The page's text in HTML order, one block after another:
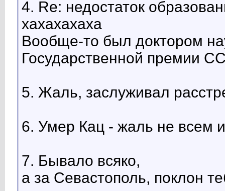
4. Re: недостаток
хахахахаха
Вообще-то был доктором
Государственной премии
5. Жаль, заслуживал
6. Умер Кац - жаль не всем
7. Бывало всяко,
а за Севастополь, поклон